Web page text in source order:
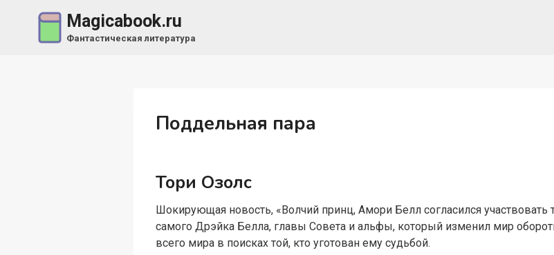
содержимому
Magicabook.ru
Фантастическая литература
Поддельная пара
Тори Озолс
Шокирующая новость, «Волчий принц, Амори Белл согласился
самого Дрэйка Белла, главы Совета и альфы, который изменил мир
всего мира в поисках той, кто уготован ему судьбой.